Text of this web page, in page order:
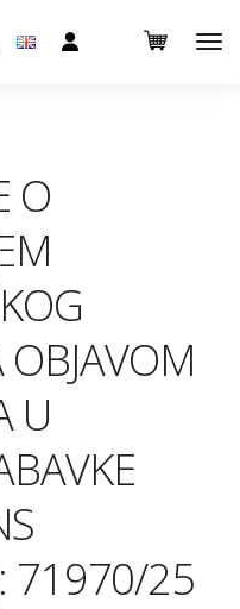
O
U
71970/25